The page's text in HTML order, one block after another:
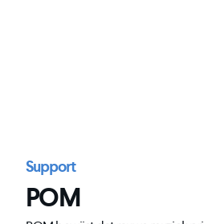
Support
POM